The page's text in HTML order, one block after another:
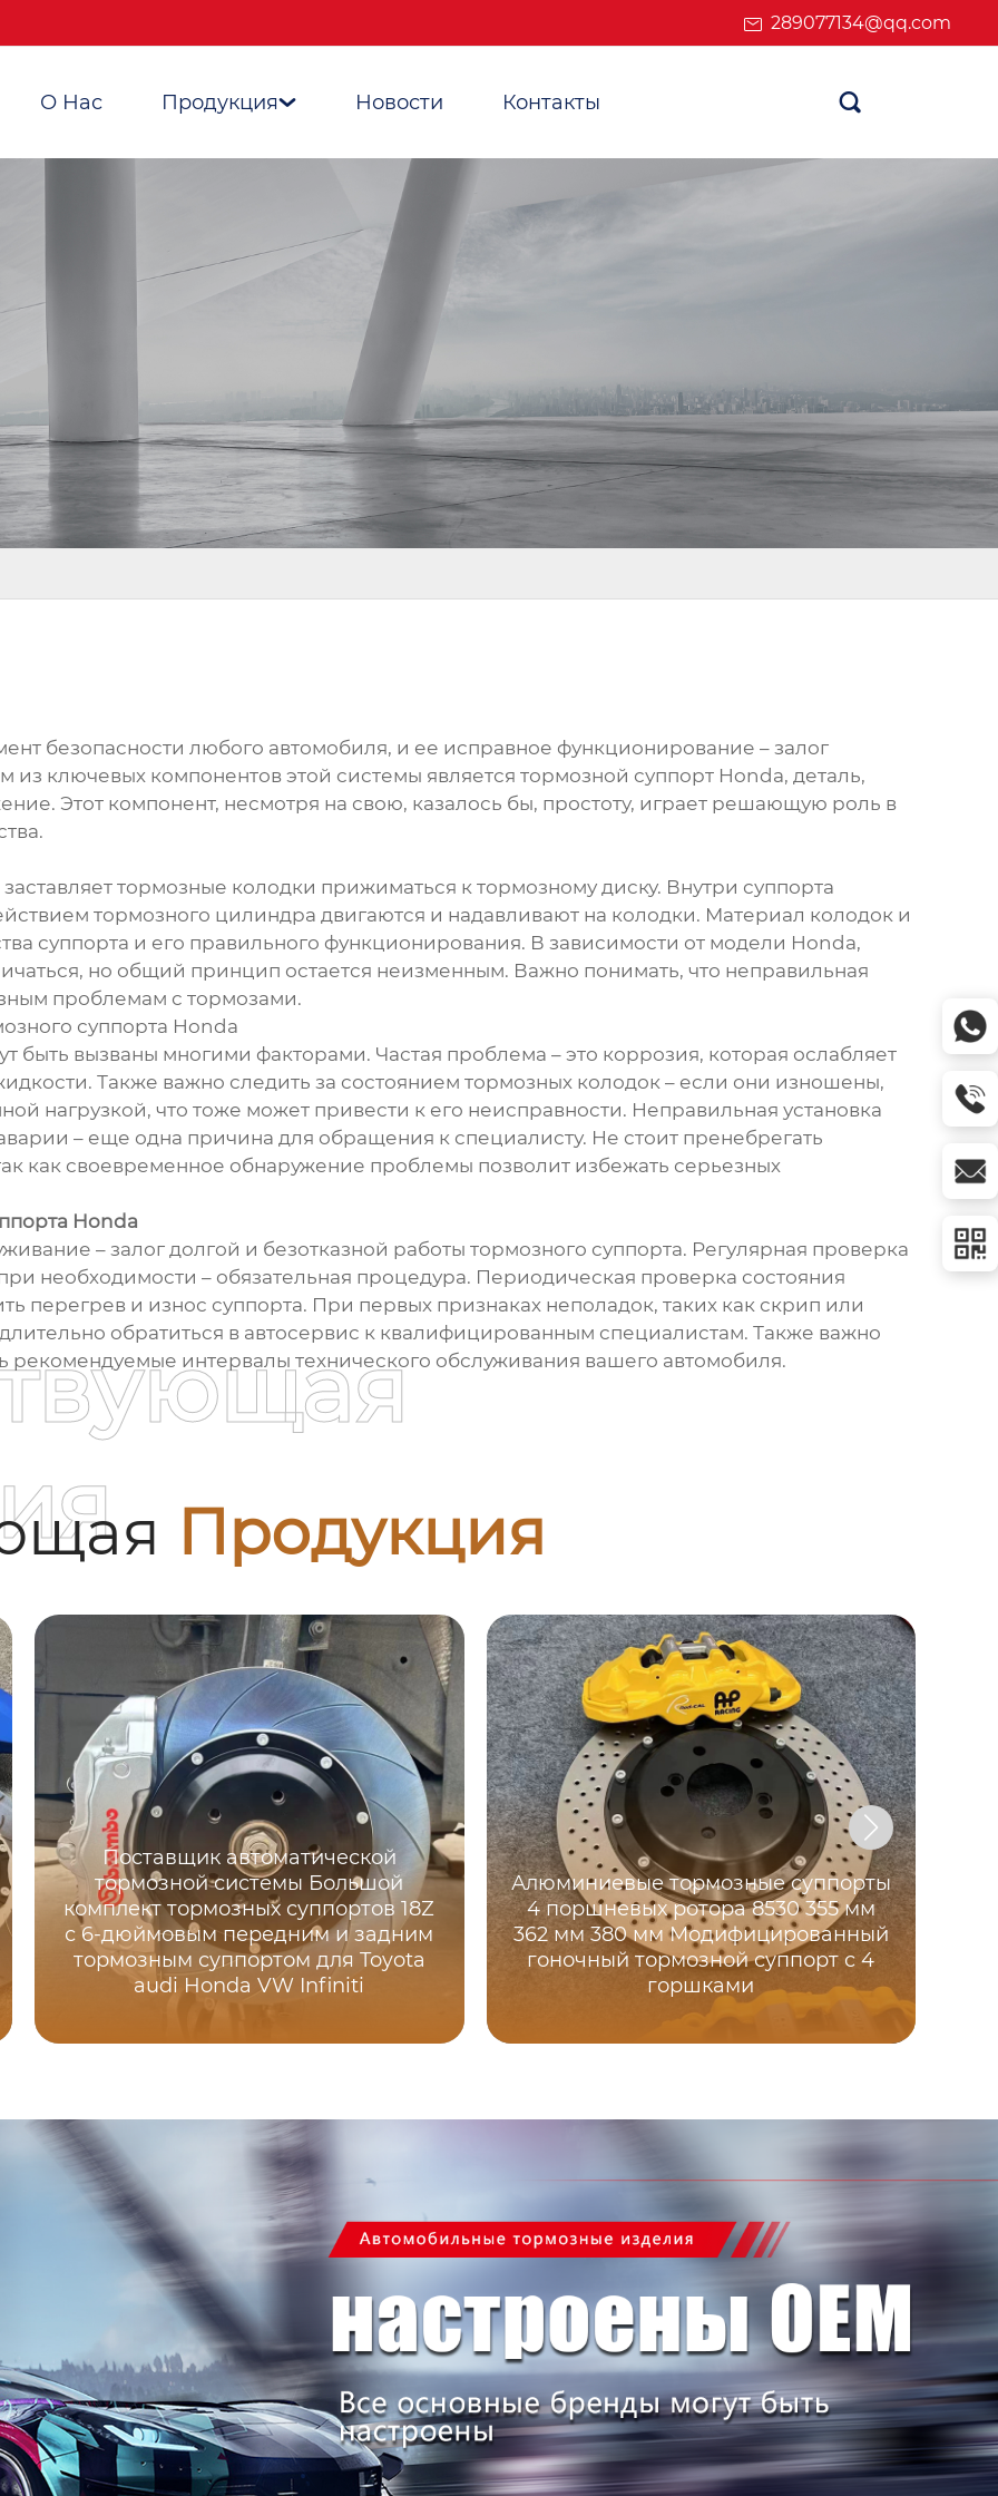
289077134@qq.com
О Нас Продукция Новости Контакты 
безопасности любого автомобиля, и ее исправное функционирование – залог
ключевых компонентов этой системы является тормозной суппорт Honda, деталь,
Этот компонент, несмотря на свою, казалось бы, простоту, играет решающую роль в
тормозные колодки прижиматься к тормозному диску. Внутри суппорта
тормозного цилиндра двигаются и надавливают на колодки. Материал колодок и
суппорта и его правильного функционирования. В зависимости от модели Honda,
но общий принцип остается неизменным. Важно понимать, что неправильная
проблемам с тормозами.
суппорта Honda
быть вызваны многими факторами. Частая проблема – это коррозия, которая ослабляет
Также важно следить за состоянием тормозных колодок – если они изношены,
нагрузкой, что тоже может привести к его неисправности. Неправильная установка
– еще одна причина для обращения к специалисту. Не стоит пренебрегать
как своевременное обнаружение проблемы позволит избежать серьезных
Honda
– залог долгой и безотказной работы тормозного суппорта. Регулярная проверка
необходимости – обязательная процедура. Периодическая проверка состояния
перегрев и износ суппорта. При первых признаках неполадок, таких как скрип или
обратиться в автосервис к квалифицированным специалистам. Также важно
рекомендуемые интервалы технического обслуживания вашего автомобиля.
Продукция
Поставщик автоматической
тормозной системы Большой
комплект тормозных суппортов 18Z
с 6-дюймовым передним и задним
тормозным суппортом для Toyota
audi Honda VW Infiniti
Алюминиевые тормозные суппорты
4 поршневых ротора 8530 355 мм
362 мм 380 мм Модифицированный
гоночный тормозной суппорт с 4
горшками